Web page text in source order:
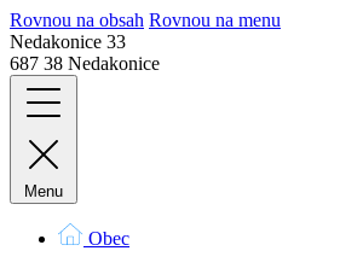
Rovnou na obsah Rovnou na menu
Nedakonice 33
687 38 Nedakonice
Menu
Obec